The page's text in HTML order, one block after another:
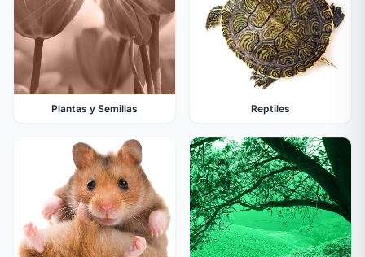
Plantas y Semillas Reptiles